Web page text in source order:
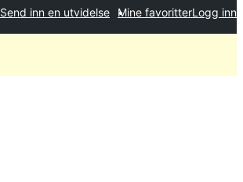
Send inn en utvidelse Mine favoritterLogg inn